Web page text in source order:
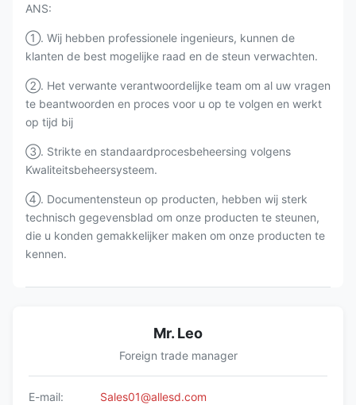
ANS:
①. Wij hebben professionele ingenieurs, kunnen de
klanten de best mogelijke raad en de steun verwachten.
②. Het verwante verantwoordelijke team om al uw vragen
te beantwoorden en proces voor u op te volgen en werkt
op tijd bij
③. Strikte en standaardprocesbeheersing volgens
Kwaliteitsbeheersysteem.
④. Documentensteun op producten, hebben wij sterk
technisch gegevensblad om onze producten te steunen,
die u konden gemakkelijker maken om onze producten te
kennen.
Mr. Leo
Foreign trade manager
E-mail:
Sales01@allesd.com